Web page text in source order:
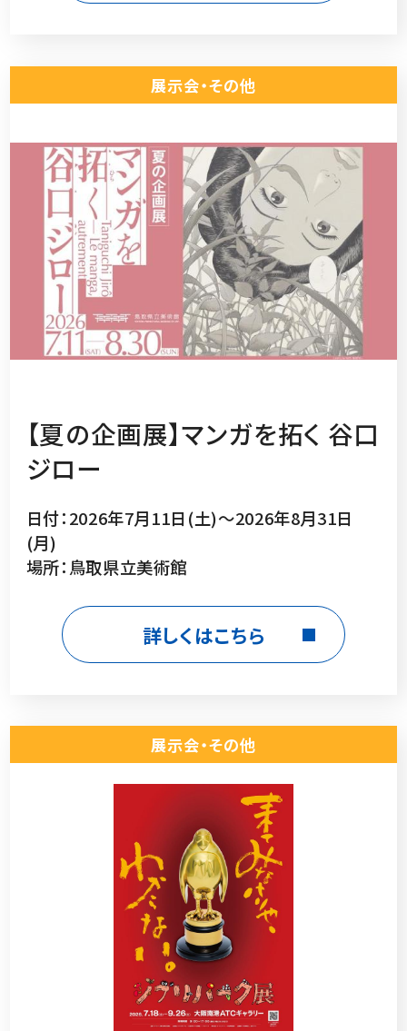
展示会・その他
【夏の企画展】マンガを拓く 谷口
ジロー
日付：2026年7月11日(土)～2026年8月31日
(月)
場所：鳥取県立美術館
詳しくはこちら
展示会・その他